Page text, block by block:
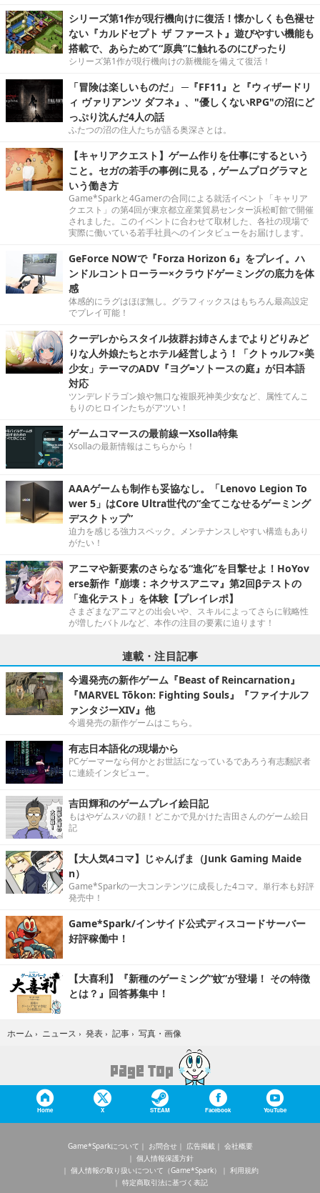
シリーズ第1作が現行機向けに復活！懐かしくも色褪せ
ない『カルドセプト ザ ファースト』遊びやすい機能も
搭載で、あらためて“原典”に触れるのにぴったり
シリーズ第1作が現行機向けの新機能を備えて復活！
「冒険は楽しいものだ」 ─『FF11』と『ウィザードリ
ィ ヴァリアンツ ダフネ』、"優しくないRPG"の沼にど
っぷり沈んだ4人の話
ふたつの沼の住人たちが語る奥深さとは。
【キャリアクエスト】ゲーム作りを仕事にするという
こと。セガの若手の事例に見る，ゲームプログラマと
いう働き方
Game*Sparkと4Gamerの合同による就活イベント「キャリア
クエスト」の第4回が東京都立産業貿易センター浜松町館で開催
されました。このイベントに合わせて取材した、各社の現場で
実際に働いている若手社員へのインタビューをお届けします。
GeForce NOWで『Forza Horizon 6』をプレイ。ハ
ンドルコントローラー×クラウドゲーミングの底力を体
感
体感的にラグはほぼ無し。グラフィックスはもちろん最高設定
でプレイ可能！
クーデレからスタイル抜群お姉さんまでよりどりみど
りな人外娘たちとホテル経営しよう！「クトゥルフ×美
少女」テーマのADV『ヨグ=ソトースの庭』が日本語
対応
ツンデレドラゴン娘や無口な複眼死神美少女など、属性てんこ
もりのヒロインたちがアツい！
ゲームコマースの最前線ーXsolla特集
Xsollaの最新情報はこちらから！
AAAゲームも制作も妥協なし。「Lenovo Legion To
wer 5」はCore Ultra世代の“全てこなせるゲーミング
デスクトップ”
迫力を感じる強力スペック。メンテナンスしやすい構造もあり
がたい！
アニマや新要素のさらなる“進化”を目撃せよ！HoYov
erse新作『崩壊：ネクサスアニマ』第2回βテストの
「進化テスト」を体験【プレイレポ】
さまざまなアニマとの出会いや、スキルによってさらに戦略性
が増したバトルなど、本作の注目の要素に迫ります！
連載・注目記事
今週発売の新作ゲーム『Beast of Reincarnation』
『MARVEL Tōkon: Fighting Souls』『ファイナルフ
ァンタジーXIV』他
今週発売の新作ゲームはこちら。
有志日本語化の現場から
PCゲーマーなら何かとお世話になっているであろう有志翻訳者
に連続インタビュー。
吉田輝和のゲームプレイ絵日記
もはやゲムスパの顔！どこかで見かけた吉田さんのゲーム絵日
記
【大人気4コマ】じゃんげま（Junk Gaming Maide
n）
Game*Sparkの一大コンテンツに成長した4コマ。単行本も好評
発売中！
Game*Spark/インサイド公式ディスコードサーバー
好評稼働中！
【大喜利】『新種のゲーミング“蚊”が登場！ その特徴
とは？』回答募集中！
ホーム › ニュース › 発表 › 記事 › 写真・画像
Home X STEAM Facebook YouTube
Game*Sparkについて お問合せ 広告掲載
会社概要
個人情報保護方針
個人情報の取り扱いについて（Game*Spark）
利用規約
特定商取引法に基づく表記